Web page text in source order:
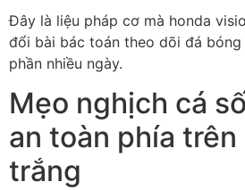
Đây là liệu pháp cơ mà honda
đổi bài bác toán theo dõi đá
phần nhiều ngày.
Mẹo nghịch cá
an toàn phía
trắng